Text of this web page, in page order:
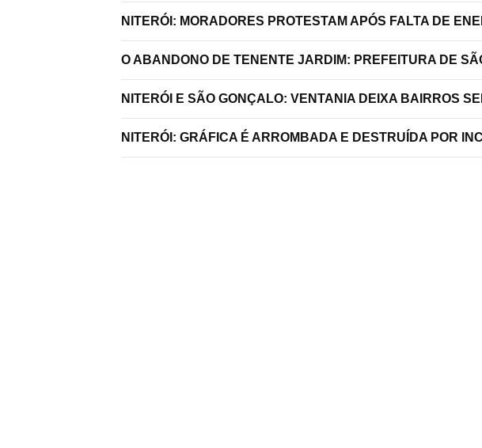
NITERÓI: MORADORES PROTESTAM APÓS FALTA DE
O ABANDONO DE TENENTE JARDIM: PREFEITURA DE
NITERÓI E SÃO GONÇALO: VENTANIA DEIXA BAIRROS
NITERÓI: GRÁFICA É ARROMBADA E DESTRUÍDA POR